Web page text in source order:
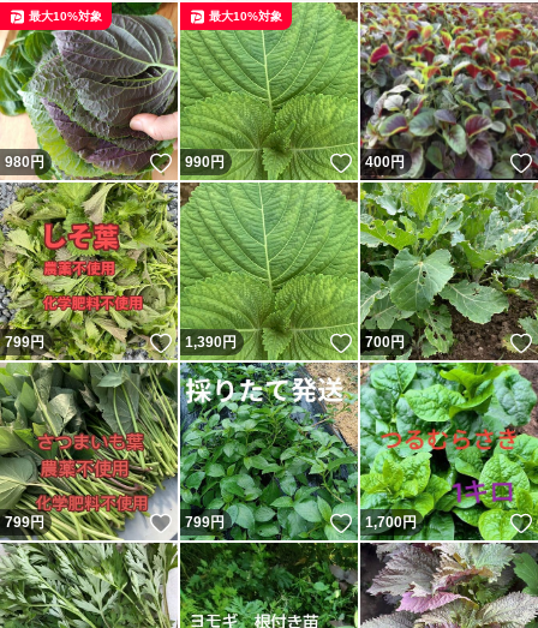
980円 いいね！
最大10%対象
990円 いいね！
最大10%対象
400円
799円 いいね！
1,390円 いいね！
700円
799円 いいね！
799円 いいね！
1,700円